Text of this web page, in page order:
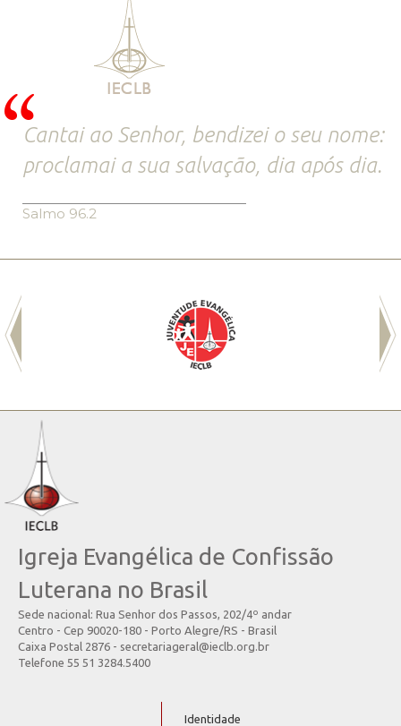
Cantai ao Senhor, bendizei o seu nome:
proclamai a sua salvação, dia após dia.
Salmo 96.2
Igreja Evangélica de Confissão
Luterana no Brasil
Sede nacional: Rua Senhor dos Passos, 202/4º andar
Centro - Cep 90020-180 - Porto Alegre/RS - Brasil
Caixa Postal 2876 - secretariageral@ieclb.org.br
Telefone 55 51 3284.5400
Identidade